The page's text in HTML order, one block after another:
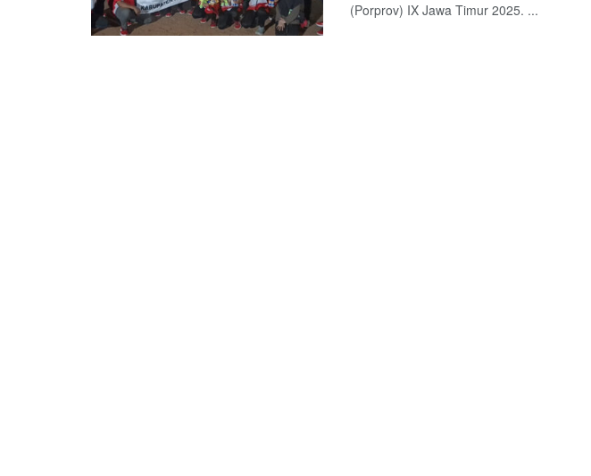
(Porprov) IX Jawa Timur 2025. ...